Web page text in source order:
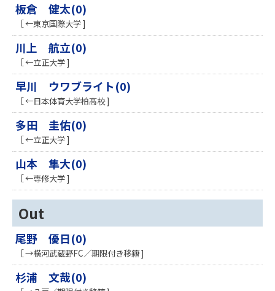
板倉 健太(0)
［ ←東京国際大学 ]
川上 航立(0)
［ ←立正大学 ]
早川 ウワブライト(0)
［ ←日本体育大学柏高校 ]
多田 圭佑(0)
［ ←立正大学 ]
山本 隼大(0)
［ ←専修大学 ]
Out
尾野 優日(0)
［ →横河武蔵野FC／期限付き移籍 ]
杉浦 文哉(0)